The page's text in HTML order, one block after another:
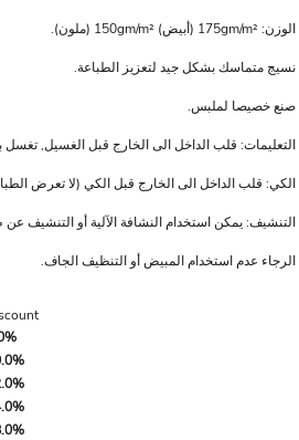
الوزن: 175gm/m² (أبيض) 150gm/m² (ملون).
نسيج متماسك بشكل جيد لتعزيز الطباعة.
صنع خصيصا لملبس.
التعليمات: قلب الداخل الى الخارج قبل الغسيل, تغسل
الكي: قلب الداخل الى الخارج قبل الكي (لا تعرض
التنشيف: يمكن استخدام النشافة الآلية أو التنشيف
الرجاء عدم استخدام المبيض أو التنظيف الجاف.